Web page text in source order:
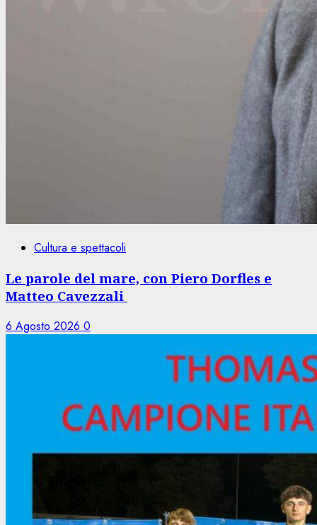
Cultura e spettacoli
Le parole del mare, con Piero Dorfles e
Matteo Cavezzali
6 Agosto 2026 0